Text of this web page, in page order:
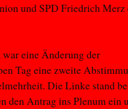
und SPD Friedrich Merz
eine Änderung der
Tag eine zweite
Die Linke stand
den Antrag ins Plenum ein